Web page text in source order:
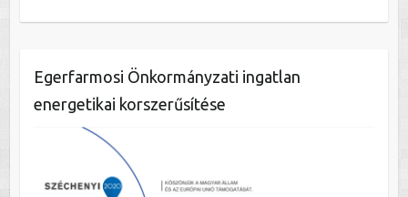
Egerfarmosi Önkormányzati ingatlan
energetikai korszerűsítése